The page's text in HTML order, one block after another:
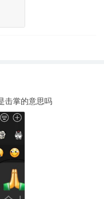
击掌的意思吗